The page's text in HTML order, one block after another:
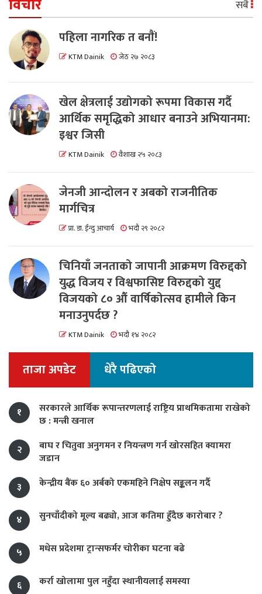
सबै
पहिला नागरिक त बनाैं!
KTM Dainik जेठ २७ २०८३
खेल क्षेत्रलाई उद्योगको रूपमा विकास गर्दै
आर्थिक समृद्धिको आधार बनाउने अभियानमा:
इश्वर जिसी
KTM Dainik वैशाख २५ २०८३
जेनजी आन्दोलन र अबको राजनीतिक
मार्गचित्र
प्रा. डा. ईन्दु आचार्य भदौ २९ २०८२
चिनियाँ जनताको जापानी आक्रमण विरुद्दको
युद्ध विजय र विश्वफासिष्ट विरुद्दको युद्द
विजयको ८० औं वार्षिकोत्सव हामीले किन
मनाउनुपर्दछ ?
KTM Dainik भदौ १४ २०८२
ताजा अपडेट धेरै पढिएको
१
सरकारले आर्थिक रूपान्तरणलाई राष्ट्रिय प्राथमिकतामा राखेको
छ : मन्त्री खनाल
२
बाघ र चितुवा अनुगमन र नियन्त्रण गर्न खोरसहित क्यामरा
जडान
३
केन्द्रीय बैंक ६० अर्बको एकमहिने निक्षेप सङ्कलन गर्दै
४ सुनचाँदीको मूल्य बढ्यो, आज कतिमा हुँदैछ कारोबार ?
५ मधेस प्रदेशमा ट्रान्सफर्मर चोरीका घटना बढे
६ कर्रा खोलामा पुल नहुँदा स्थानीयलाई समस्या